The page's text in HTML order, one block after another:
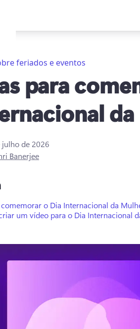
feriados e eventos
para
julho de 2026
Banerjee
o Dia Internacional da
um vídeo para o Dia Internacional